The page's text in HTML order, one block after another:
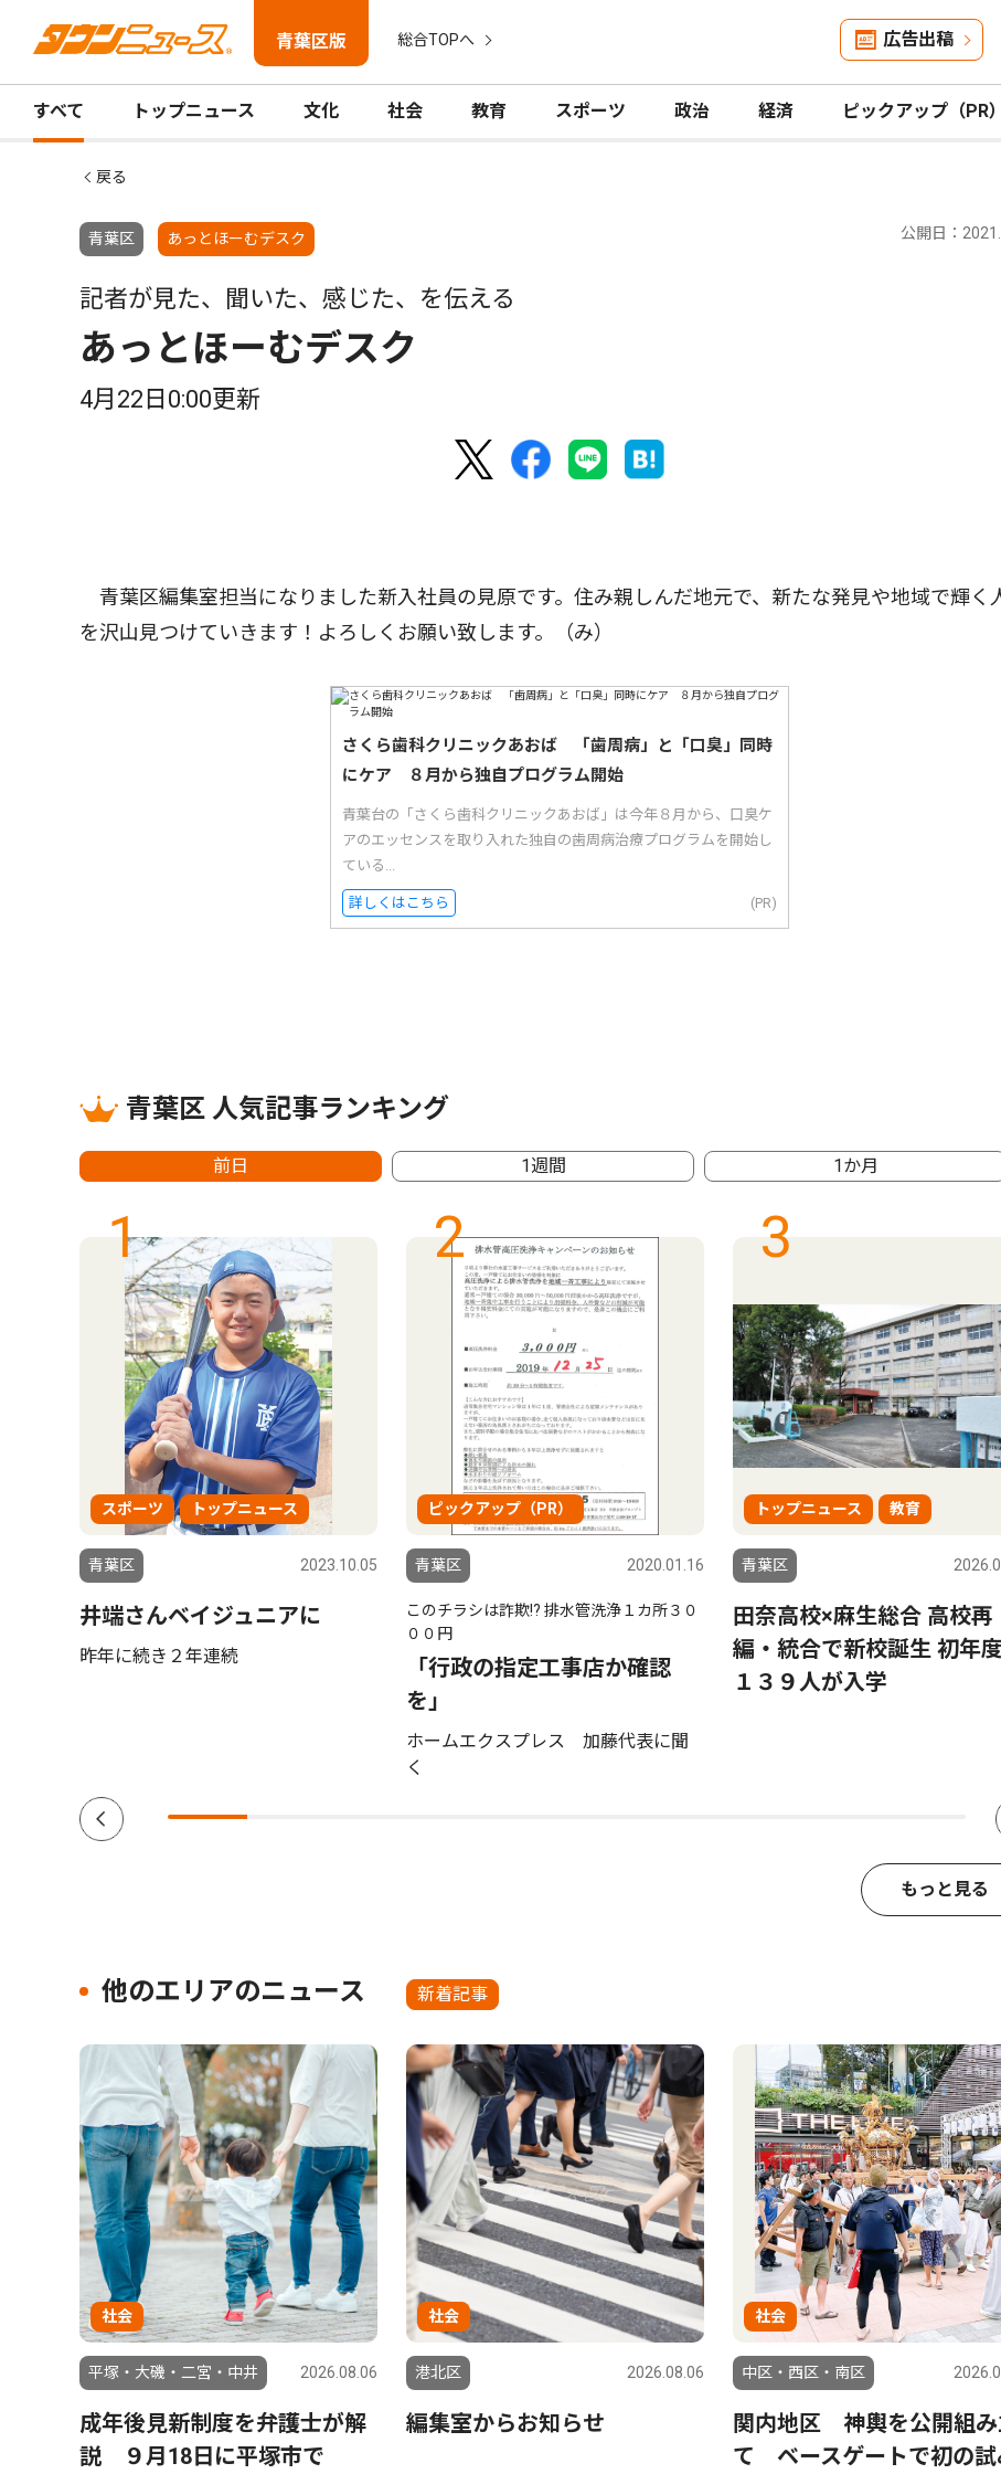
青葉区版 総合TOPへ 広告出稿
すべて トップニュース 文化 社会 教育 スポーツ 政治 経済 ピックアップ（PR）
戻る
青葉区 あっとほーむデスク 公開日：
記者が見た、聞いた、感じた、を伝える
あっとほーむデスク
4月22日0:00更新
青葉区編集室担当になりました新入社員の見原です。住み親しんだ地元で、新たな発見や地域で輝く
を沢山見つけていきます！よろしくお願い致します。（み）
さくら歯科クリニックあおば 「歯周病」と「口臭」同時
にケア ８月から独自プログラム開始
青葉台の「さくら歯科クリニックあおば」は今年８月から、口臭ケ
アのエッセンスを取り入れた独自の歯周病治療プログラムを開始し
ている...
詳しくはこちら (PR)
青葉区 人気記事ランキング
前日 1週間 1か月
1
スポーツ トップニュース
青葉区 2023.10.05
井端さんベイジュニアに
昨年に続き２年連続
2
ピックアップ（PR）
青葉区 2020.01.16
このチラシは詐欺!? 排水管洗浄１カ所３０
００円
「行政の指定工事店か確認
を」
ホームエクスプレス 加藤代表に聞
く
3
トップニュース 教育
青葉区
田奈高校×麻生総合 高校再
編・統合で新校誕生 初年
１３９人が入学
もっと見る
他のエリアのニュース 新着記事
社会
平塚・大磯・二宮・中井 2026.08.06
成年後見新制度を弁護士が解
説 ９月18日に平塚市で
社会
港北区 2026.08.06
編集室からお知らせ
社会
中区・西区・南区
関内地区 神輿を公開組
て ベースゲートで初の試